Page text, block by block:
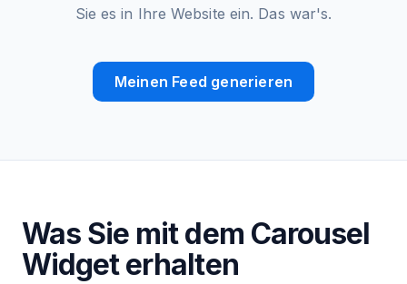
Sie es in Ihre Website ein. Das war's.
Meinen Feed generieren
Was Sie mit dem Carousel
Widget erhalten